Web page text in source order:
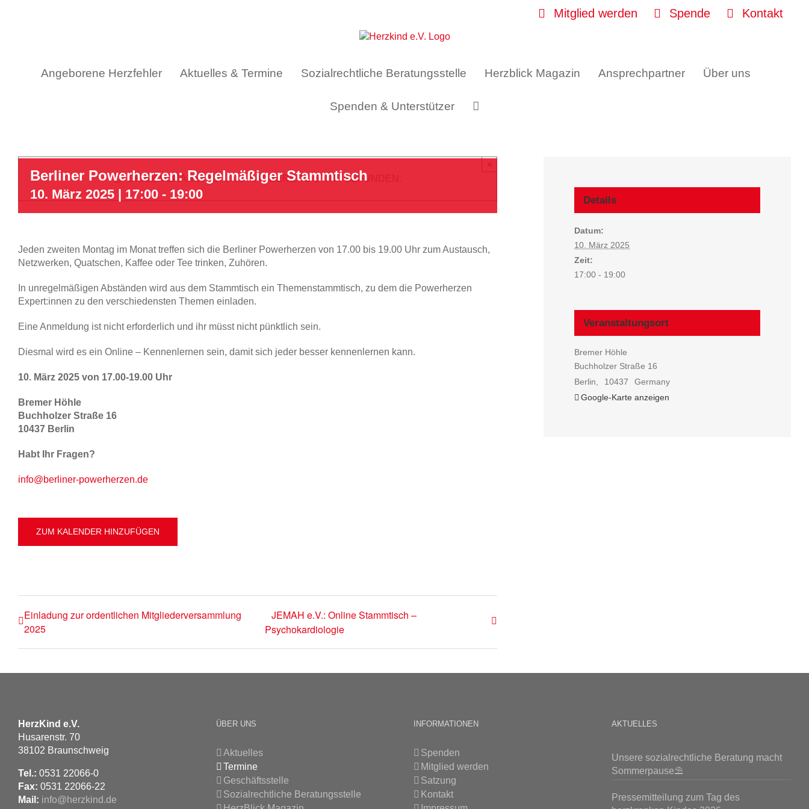
Mitglied werden Spende Kontakt
Angeborene Herzfehler Aktuelles & Termine Sozialrechtliche Beratungsstelle Herzblick Magazin Ansprechpartner Über uns
Spenden & Unterstützer
DIESE VERANSTALTUNG HAT BEREITS STATTGEFUNDEN.
Berliner Powerherzen: Regelmäßiger Stammtisch
10. März 2025 | 17:00 - 19:00
Jeden zweiten Montag im Monat treffen sich die Berliner Powerherzen von 17.00 bis 19.00 Uhr zum Austausch,
Netzwerken, Quatschen, Kaffee oder Tee trinken, Zuhören.
In unregelmäßigen Abständen wird aus dem Stammtisch ein Themenstammtisch, zu dem die Powerherzen
Expert:innen zu den verschiedensten Themen einladen.
Eine Anmeldung ist nicht erforderlich und ihr müsst nicht pünktlich sein.
Diesmal wird es ein Online – Kennenlernen sein, damit sich jeder besser kennenlernen kann.
10. März 2025 von 17.00-19.00 Uhr
Bremer Höhle
Buchholzer Straße 16
10437 Berlin
Habt Ihr Fragen?
info@berliner-powerherzen.de
ZUM KALENDER HINZUFÜGEN
Einladung zur ordentlichen Mitgliederversammlung
2025
JEMAH e.V.: Online Stammtisch –
Psychokardiologie
Details
Datum:
10. März 2025
Zeit:
17:00 - 19:00
Veranstaltungsort
Bremer Höhle
Buchholzer Straße 16
Berlin, 10437
Germany
Google-Karte anzeigen
HerzKind e.V.
Husarenstr. 70
38102 Braunschweig
Tel.: 0531 22066-0
Fax: 0531 22066-22
Mail: info@herzkind.de
ÜBER UNS
Aktuelles
Termine
Geschäftsstelle
Sozialrechtliche Beratungsstelle
INFORMATIONEN
Spenden
Mitglied werden
Satzung
Kontakt
AKTUELLES
Unsere sozialrechtliche Beratung macht
Sommerpause⛱️
Pressemitteilung zum Tag des